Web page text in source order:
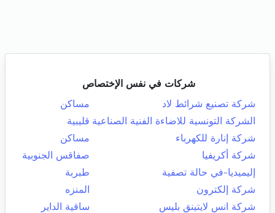
شركات في نفس الإختصاص
شركة تصنيع شرائط لاد
مساكن
الشركة التونسية للاضاءة الفنية الصناعية قليبية
شركة إنارة للكهرباء
مساكن
شركة أكريفيا
صفاقس الجنوبية
إليميديا-في حالة تصفية
طبربة
شركة إلكترون
المنزه
شركة انس لايتينق بليس
ساقية الداير